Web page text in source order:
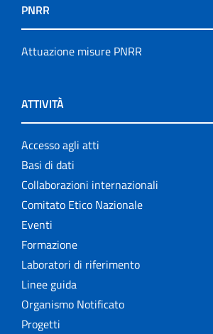
PNRR
Attuazione misure PNRR
ATTIVITÀ
Accesso agli atti
Basi di dati
Collaborazioni internazionali
Comitato Etico Nazionale
Eventi
Formazione
Laboratori di riferimento
Linee guida
Organismo Notificato
Progetti